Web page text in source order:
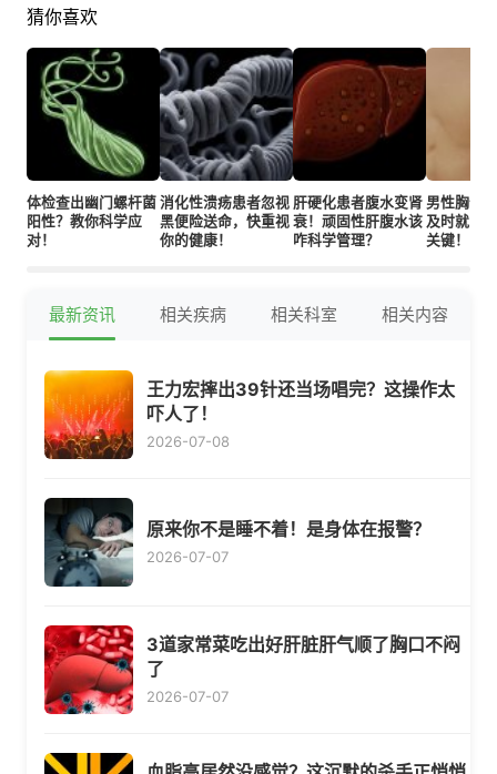
猜你喜欢
体检查出幽门螺杆菌
阳性？教你科学应
对！
消化性溃疡患者忽视
黑便险送命，快重视
你的健康！
肝硬化患者腹水变肾
衰！顽固性肝腹水该
咋科学管理？
男性胸部
及时就医
关键！
最新资讯 相关疾病 相关科室 相关内容
王力宏摔出39针还当场唱完？这操作太
吓人了！
2026-07-08
原来你不是睡不着！是身体在报警？
2026-07-07
3道家常菜吃出好肝脏肝气顺了胸口不闷
了
2026-07-07